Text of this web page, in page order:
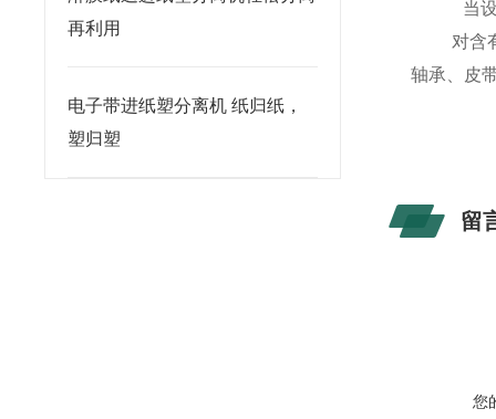
再利用
电子带进纸塑分离机 纸归纸，
塑归塑
当
对含
轴承、皮
留
您